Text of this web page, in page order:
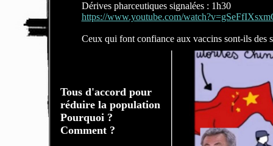
Dérives pharceutiques signalées : 1h30
https://www.youtube.com/
Ceux qui font confiance aux vaccins sont-ils des
Tous d'accord pour
réduire la population
Pourquoi ?
Comment ?